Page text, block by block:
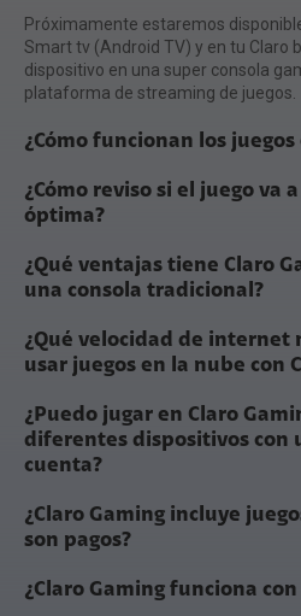
Próximamente estaremos
Smart tv (Android TV) y en tu Claro
dispositivo en una super consola
plataforma de streaming de juegos.
¿Cómo funcionan los juegos
¿Cómo reviso si el juego va
óptima?
¿Qué ventajas tiene Claro
una consola tradicional?
¿Qué velocidad de internet
usar juegos en la nube con
¿Puedo jugar en Claro
diferentes dispositivos con
cuenta?
¿Claro Gaming incluye
son pagos?
¿Claro Gaming funciona